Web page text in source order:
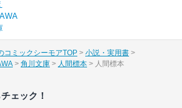
コミックシーモアTOP
小説・実用書
角川文庫 人間標本 人間標本
ェック！